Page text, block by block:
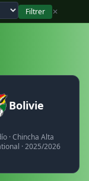
Filtrer
✕
Bolivie
· Chincha Alta
· 2025/2026